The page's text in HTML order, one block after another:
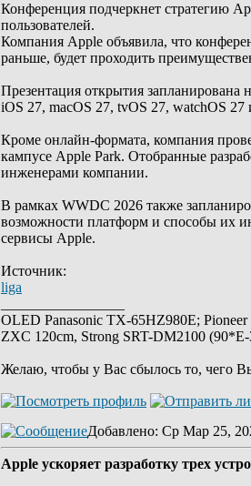
Конференция подчеркнет стратегию
пользователей.
Компания Apple объявила, что
раньше, будет проходить
Презентация открытия
iOS 27, macOS 27, tvOS 27, watchOS 27
Кроме онлайн-формата, компания
кампусе Apple Park. Отобранные
инженерами компании.
В рамках WWDC 2026 также
возможности платформ и способы их
сервисы Apple.
Источник:
liga
OLED Panasonic TX-65HZ980E;
ZXC 120cm, Strong SRT-DM2100
Желаю, чтобы у Вас сбылось то, чего
Добавлено: Ср Мар 25,
Apple ускоряет разработку трех